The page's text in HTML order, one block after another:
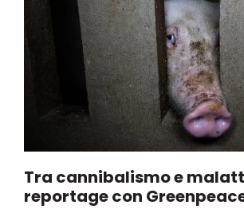
Tra cannibalismo e
reportage con